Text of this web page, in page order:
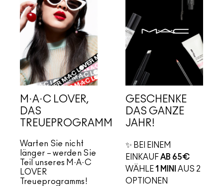
M·A·C LOVER,
DAS
TREUEPROGRAMM
Warten Sie nicht
länger – werden Sie
Teil unseres M·A·C
LOVER
Treueprogramms!
GESCHENKE
DAS GANZE
JAHR!
✨ BEI EINEM
EINKAUF AB 65€
WÄHLE 1 MINI
AUS 2
OPTIONEN​